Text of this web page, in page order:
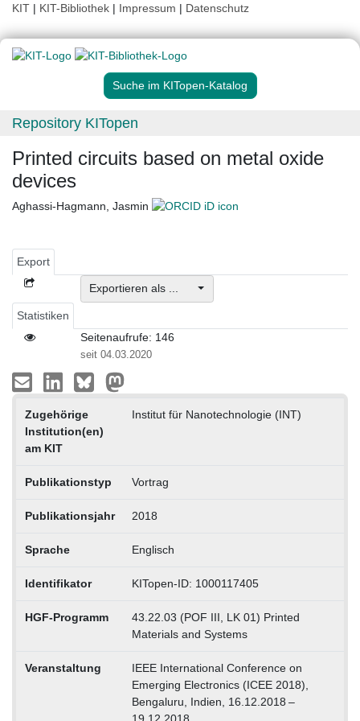
KIT | KIT-Bibliothek | Impressum | Datenschutz
Suche im KITopen-Katalog
Repository KITopen
Printed circuits based on metal oxide
devices
Aghassi-Hagmann, Jasmin
Export
Exportieren als ...
Statistiken
Seitenaufrufe: 146
seit 04.03.2020
Zugehörige
Institution(en)
am KIT
Institut für Nanotechnologie (INT)
Publikationstyp Vortrag
Publikationsjahr 2018
Sprache Englisch
Identifikator KITopen-ID: 1000117405
HGF-Programm
43.22.03 (POF III, LK 01) Printed
Materials and Systems
Veranstaltung
IEEE International Conference on
Emerging Electronics (ICEE 2018),
Bengaluru, Indien, 16.12.2018 –
19.12.2018